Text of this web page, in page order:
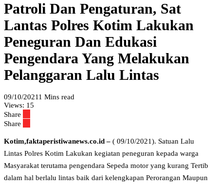
Patroli Dan Pengaturan, Sat
Lantas Polres Kotim Lakukan
Peneguran Dan Edukasi
Pengendara Yang Melakukan
Pelanggaran Lalu Lintas
09/10/20211 Mins read
Views: 15
Share
Share
Kotim,faktaperistiwanews.co.id – ( 09/10/2021). Satuan Lalu
Lintas Polres Kotim Lakukan kegiatan peneguran kepada warga
Masyarakat terutama pengendara Sepeda motor yang kurang Tertib
dalam hal berlalu lintas baik dari kelengkapan Perorangan Maupun